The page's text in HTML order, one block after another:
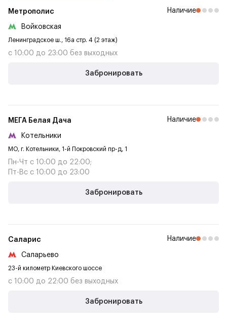
Удобство общения с семьей
что позволяет легко общаться с близкими, находясь
записывать видео, не пропуская важных моментов, где бы
Метрополис
Войковская
Ленинградское ш., 16а стр. 4 (2 этаж)
Наличие
с 10:00 до 23:00 без выходных
Забронировать
МЕГА Белая Дача
Котельники
МО, г. Котельники, 1-й Покровский пр-д, 1
Наличие
Пн-Чт с 10:00 до 22:00;
Пт-Вс с 10:00 до 23:00
Забронировать
Саларис
Саларьево
23-й километр Киевского шоссе
Наличие
с 10:00 до 22:00 без выходных
Забронировать